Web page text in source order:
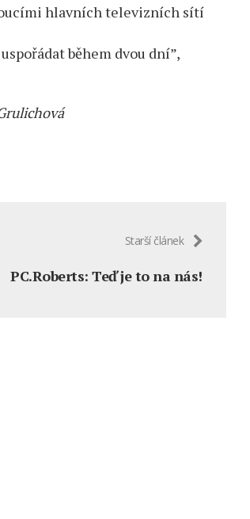
hlavních televizních sítí
během dvou dní”,
Starší článek
PC.Roberts: Teď je to na nás!